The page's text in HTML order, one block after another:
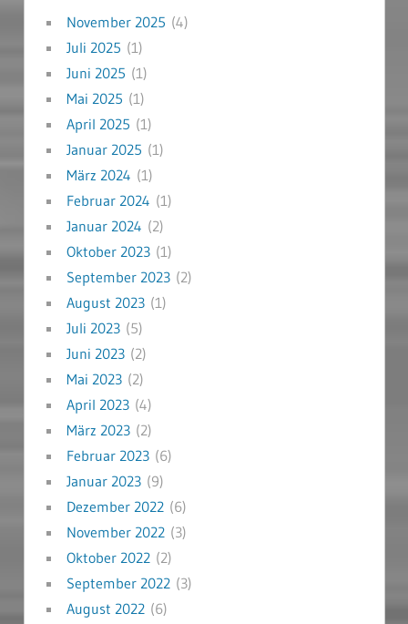
November 2025 (4)
Juli 2025 (1)
Juni 2025 (1)
Mai 2025 (1)
April 2025 (1)
Januar 2025 (1)
März 2024 (1)
Februar 2024 (1)
Januar 2024 (2)
Oktober 2023(1)
September 2023(2)
August 2023(1)
Juli 2023(5)
Juni 2023(2)
Mai 2023(2)
April 2023(4)
März 2023(2)
Februar 2023(6)
Januar 2023(9)
Dezember 2022(6)
November 2022(3)
Oktober 2022(2)
September 2022(3)
August 2022(6)